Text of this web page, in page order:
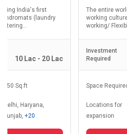
India's first
(laundry
10 Lac - 20 Lac
350 Sq.ft
Delhi, Haryana,
Punjab,+20
The entire
working
working/
Investment
Required
Space
Locations for
expansion